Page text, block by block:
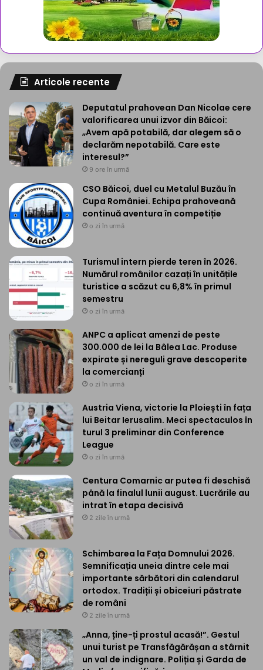
Articole recente
Deputatul prahovean Dan Nicolae cere
valorificarea unui izvor din Băicoi:
„Avem apă potabilă, dar alegem să o
declarăm nepotabilă. Care este
interesul?”
9 ore în urmă
CSO Băicoi, duel cu Metalul Buzău în
Cupa României. Echipa prahoveană
continuă aventura în competiție
o zi în urmă
Turismul intern pierde teren în 2026.
Numărul românilor cazați în unitățile
turistice a scăzut cu 6,8% în primul
semestru
o zi în urmă
ANPC a aplicat amenzi de peste
300.000 de lei la Bâlea Lac. Produse
expirate și nereguli grave descoperite
la comercianți
o zi în urmă
Austria Viena, victorie la Ploiești în fața
lui Beitar Ierusalim. Meci spectaculos în
turul 3 preliminar din Conference
League
o zi în urmă
Centura Comarnic ar putea fi deschisă
până la finalul lunii august. Lucrările au
intrat în etapa decisivă
2 zile în urmă
Schimbarea la Fața Domnului 2026.
Semnificația uneia dintre cele mai
importante sărbători din calendarul
ortodox. Tradiții și obiceiuri păstrate
de români
2 zile în urmă
„Anna, ține-ți prostul acasă!”. Gestul
unui turist pe Transfăgărășan a stârnit
un val de indignare. Poliția și Garda de